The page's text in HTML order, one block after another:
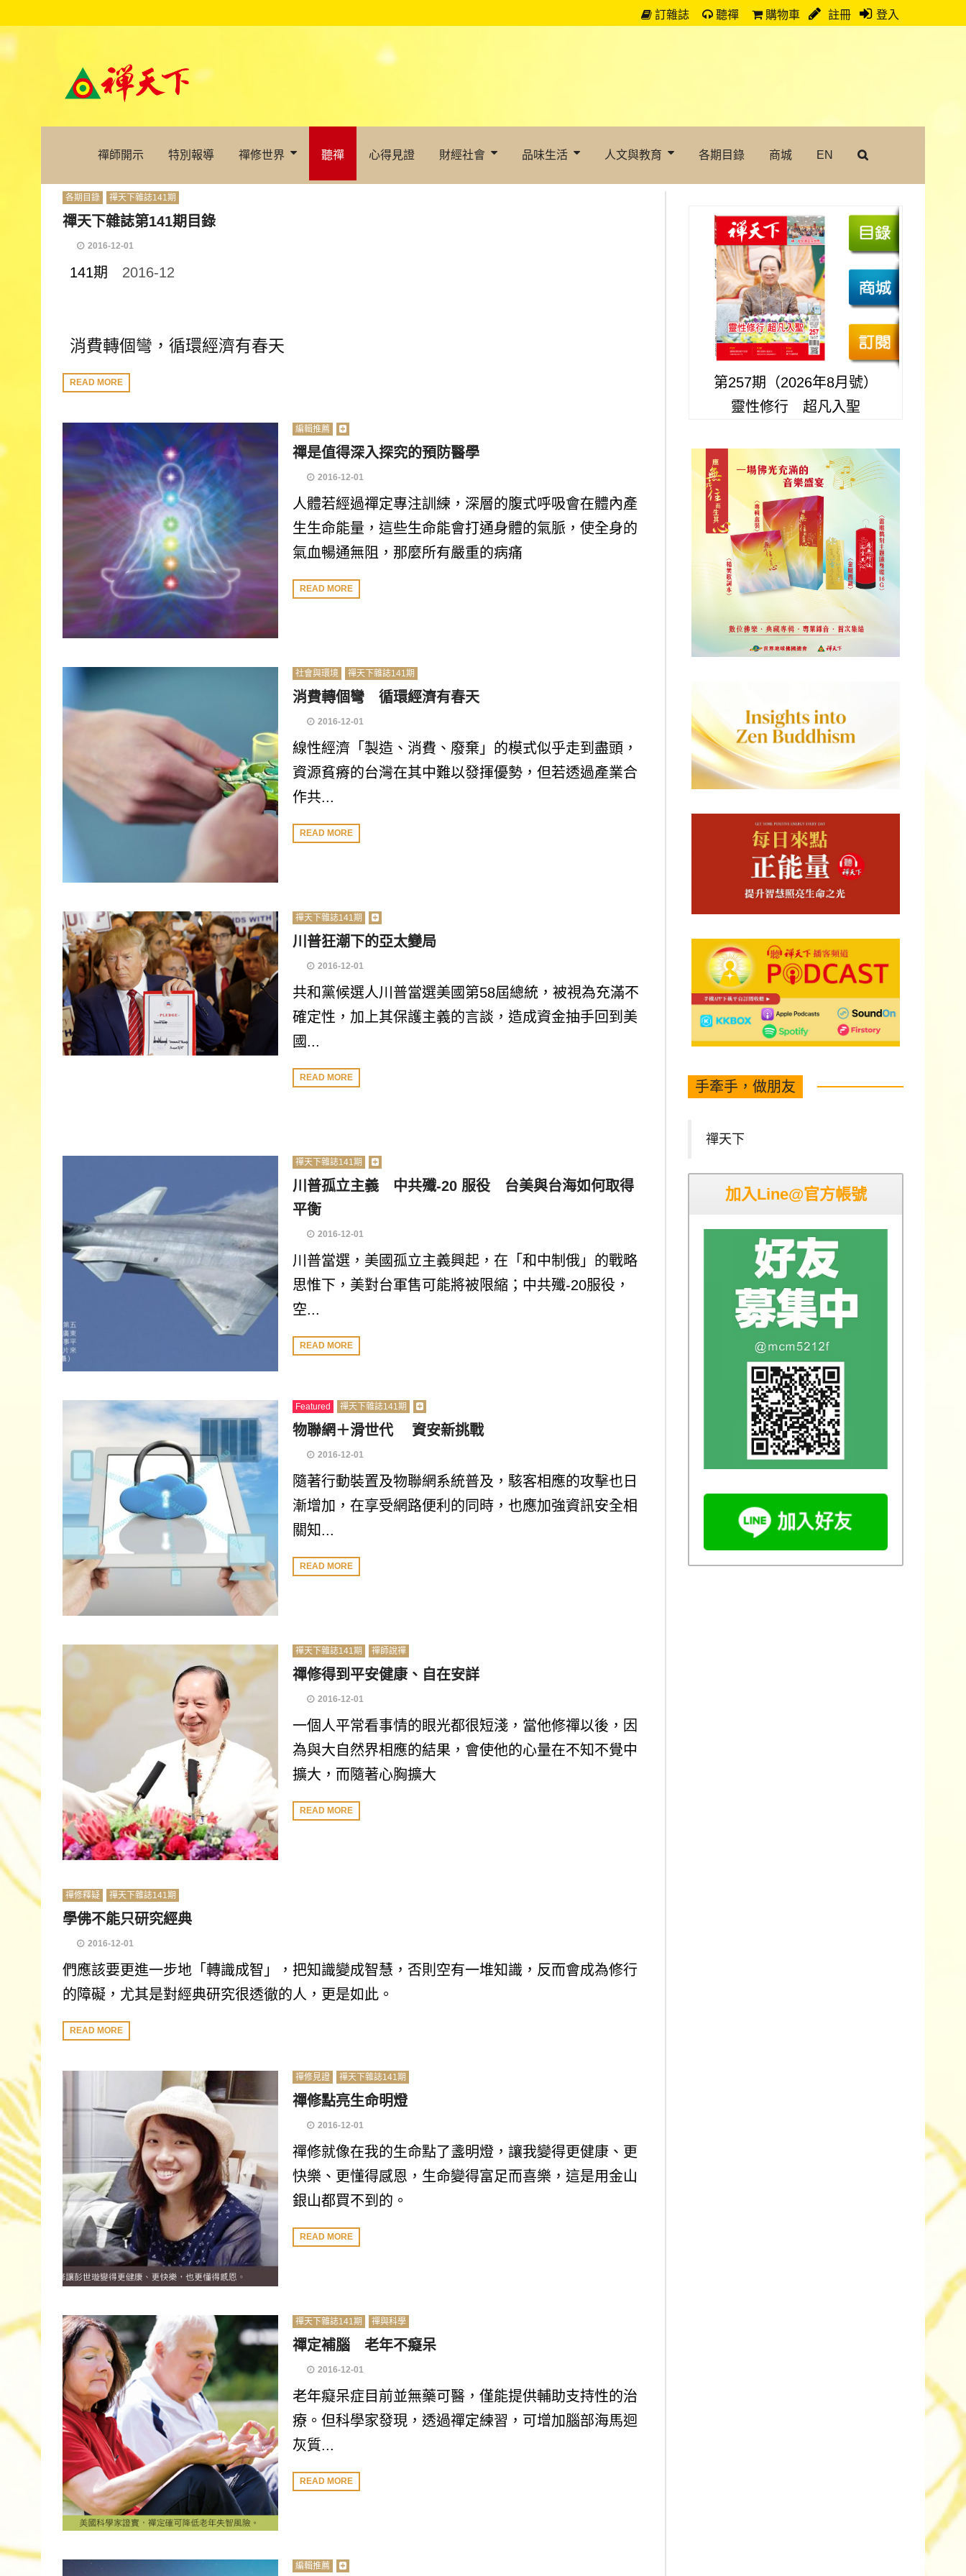
訂雜誌 聽禪 購物車 註冊 登入
禪師開示 特別報導 禪修世界 聽禪 心得見證 財經社會 品味生活 人文與教育 各期目錄 商城 EN
各期目錄 禪天下雜誌141期
禪天下雜誌第141期目錄
2016-12-01
141期 2016-12
消費轉個彎，循環經濟有春天
READ MORE
編輯推薦
禪是值得深入探究的預防醫學
2016-12-01
人體若經過禪定專注訓練，深層的腹式呼吸會在體內產
生生命能量，這些生命能會打通身體的氣脈，使全身的
氣血暢通無阻，那麼所有嚴重的病痛
READ MORE
社會與環境 禪天下雜誌141期
消費轉個彎 循環經濟有春天
2016-12-01
線性經濟「製造、消費、廢棄」的模式似乎走到盡頭，
資源貧瘠的台灣在其中難以發揮優勢，但若透過產業合
作共...
READ MORE
禪天下雜誌141期
川普狂潮下的亞太變局
2016-12-01
共和黨候選人川普當選美國第58屆總統，被視為充滿不
確定性，加上其保護主義的言談，造成資金抽手回到美
國...
READ MORE
禪天下雜誌141期
川普孤立主義 中共殲-20 服役 台美與台海如何取得
平衡
2016-12-01
川普當選，美國孤立主義興起，在「和中制俄」的戰略
思惟下，美對台軍售可能將被限縮；中共殲-20服役，
空...
READ MORE
Featured 禪天下雜誌141期
物聯網＋滑世代 資安新挑戰
2016-12-01
隨著行動裝置及物聯網系統普及，駭客相應的攻擊也日
漸增加，在享受網路便利的同時，也應加強資訊安全相
關知...
READ MORE
禪天下雜誌141期 禪師說禪
禪修得到平安健康、自在安詳
2016-12-01
一個人平常看事情的眼光都很短淺，當他修禪以後，因
為與大自然界相應的結果，會使他的心量在不知不覺中
擴大，而隨著心胸擴大
READ MORE
禪修釋疑 禪天下雜誌141期
學佛不能只研究經典
2016-12-01
們應該要更進一步地「轉識成智」，把知識變成智慧，否則空有一堆知識，反而會成為修行
的障礙，尤其是對經典研究很透徹的人，更是如此。
READ MORE
禪修見證 禪天下雜誌141期
禪修點亮生命明燈
2016-12-01
禪修就像在我的生命點了盞明燈，讓我變得更健康、更
快樂、更懂得感恩，生命變得富足而喜樂，這是用金山
銀山都買不到的。
READ MORE
禪天下雜誌141期 禪與科學
禪定補腦 老年不癡呆
2016-12-01
老年癡呆症目前並無藥可醫，僅能提供輔助支持性的治
療。但科學家發現，透過禪定練習，可增加腦部海馬迴
灰質...
READ MORE
編輯推薦
第257期（2026年8月號）
靈性修行 超凡入聖
手牽手，做朋友
禪天下
加入Line@官方帳號